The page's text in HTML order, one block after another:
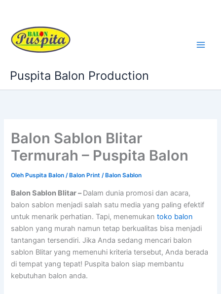
konten
Puspita Balon Production
Balon Sablon Blitar
Termurah – Puspita Balon
Oleh Puspita Balon/ Balon Print / Balon Sablon
Balon Sablon Blitar –Dalam dunia promosi dan acara,
balon sablon menjadi salah satu media yang paling efektif
untuk menarik perhatian. Tapi, menemukantoko balon
sablon yang murah namun tetap berkualitas bisa menjadi
tantangan tersendiri. Jika Anda sedang mencari balon
sablon Blitar yang memenuhi kriteria tersebut, Anda berada
di tempat yang tepat! Puspita balon siap membantu
kebutuhan balon anda.